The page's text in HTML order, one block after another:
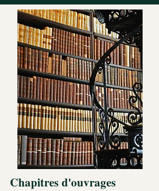
Chapitres d'ouvrages